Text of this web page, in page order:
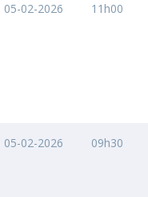
05-02-2026 11h00
05-02-2026 09h30